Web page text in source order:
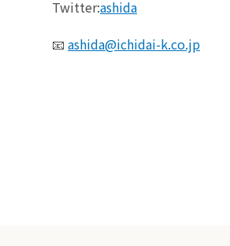
Twitter:ashida
📧 ashida@ichidai-k.co.jp